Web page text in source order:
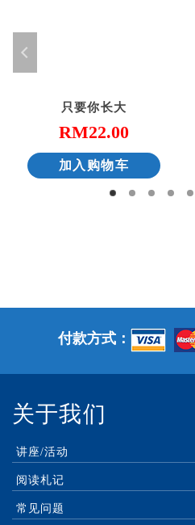
只要你长大
RM22.00
加入购物车
付款方式：
关于我们
讲座/活动
阅读札记
常见问题